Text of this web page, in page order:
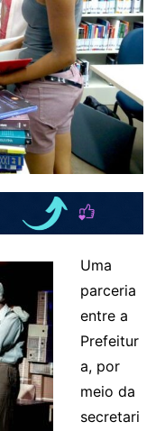
Uma
parceria
entre a
Prefeitur
a, por
meio da
secretari